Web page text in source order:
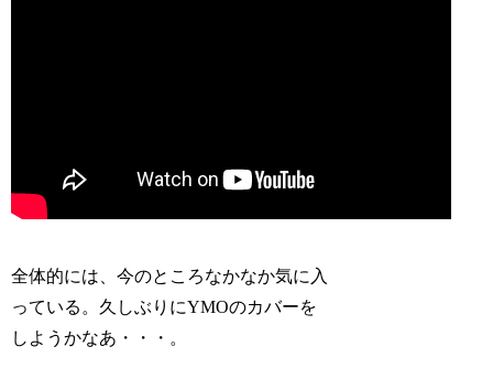
全体的には、今のところなかなか気に入
っている。久しぶりにYMOのカバーを
しようかなあ・・・。